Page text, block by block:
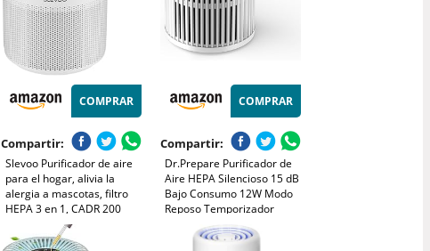
COMPRAR
Compartir:
Slevoo Purificador de aire
para el hogar, alivia la
alergia a mascotas, filtro
HEPA 3 en 1, CADR 200
m³/h, modo de suspensión,
elimina pelo de mascotas,
COMPRAR
Compartir:
Dr.Prepare Purificador de
Aire HEPA Silencioso 15 dB
Bajo Consumo 12W Modo
Reposo Temporizador
Elimina 99,97% de Polen,
Polvo, Pelo de Mascotas y